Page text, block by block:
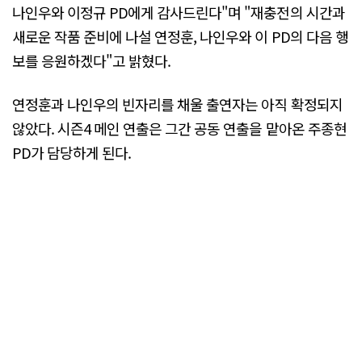
나인우와 이정규 PD에게 감사드린다"며 "재충전의 시간과
새로운 작품 준비에 나설 연정훈, 나인우와 이 PD의 다음 행
보를 응원하겠다"고 밝혔다.
연정훈과 나인우의 빈자리를 채울 출연자는 아직 확정되지
않았다. 시즌4 메인 연출은 그간 공동 연출을 맡아온 주종현
PD가 담당하게 된다.